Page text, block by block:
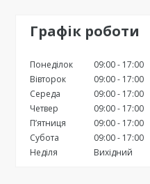
Графік роботи
Понеділок 09:00
17:00
Вівторок
09:00
17:00
Середа
09:00
17:00
Четвер
09:00
17:00
Пʼятниця
09:00
17:00
Субота
09:00
17:00
Неділя
Вихідний